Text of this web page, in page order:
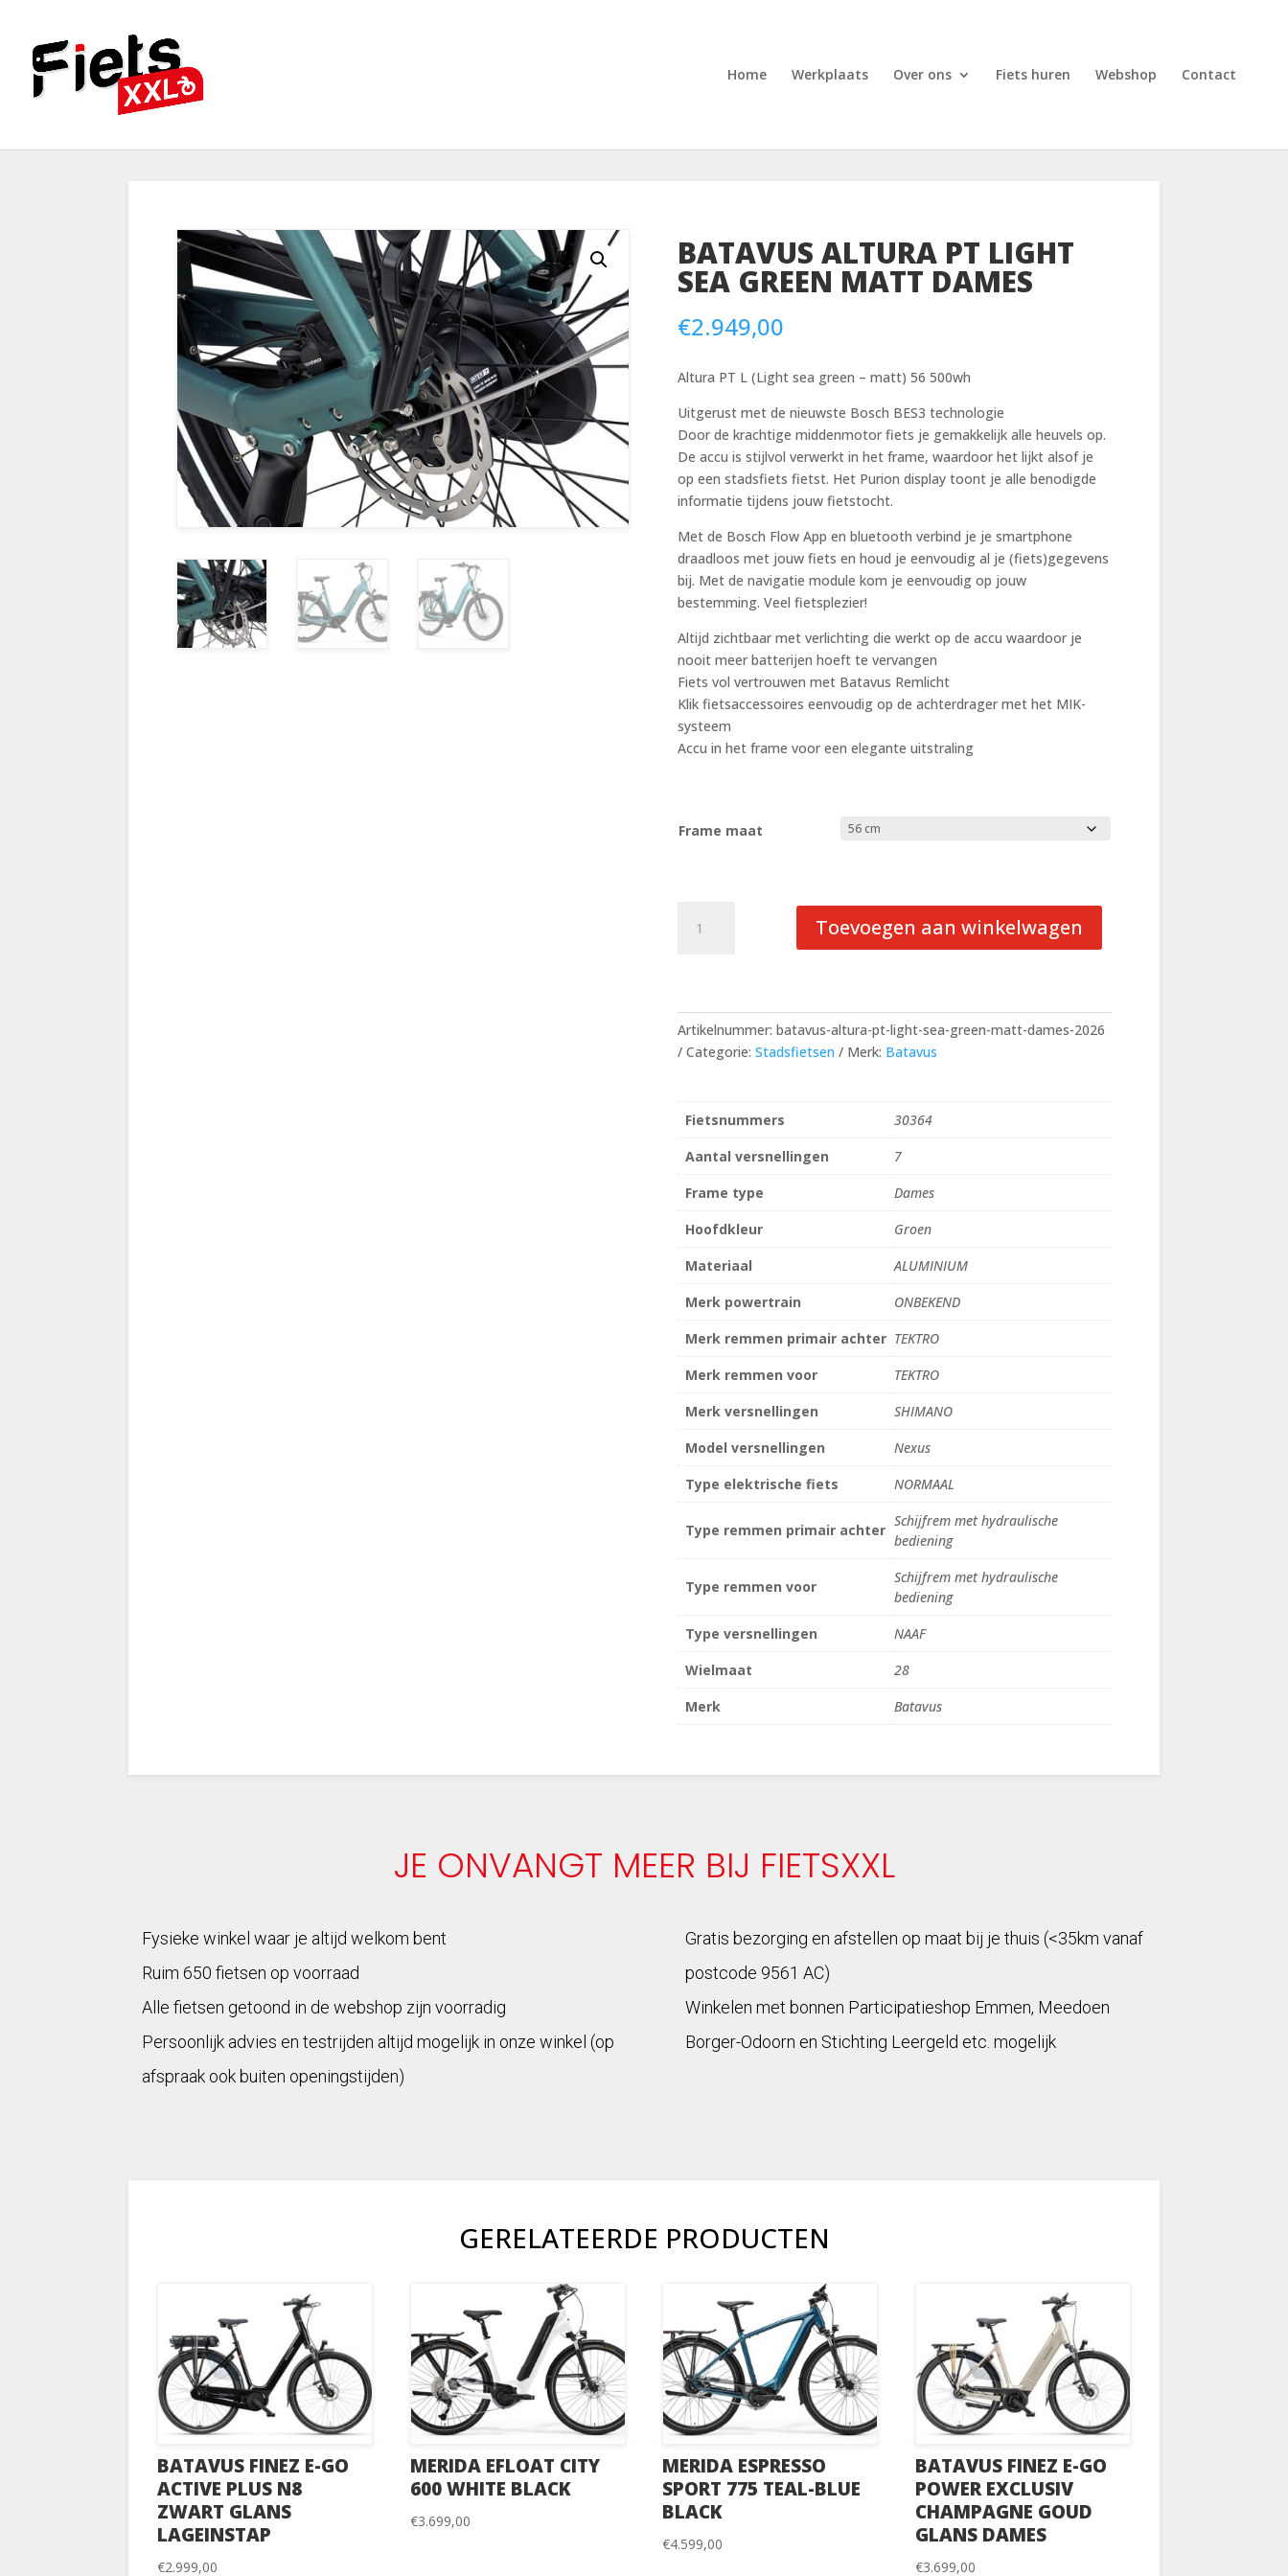
Home Werkplaats Over ons Fiets huren Webshop Contact
BATAVUS ALTURA PT LIGHT
SEA GREEN MATT DAMES
€2.949,00
Altura PT L (Light sea green – matt) 56 500wh
Uitgerust met de nieuwste Bosch BES3 technologie
Door de krachtige middenmotor fiets je gemakkelijk alle heuvels op.
De accu is stijlvol verwerkt in het frame, waardoor het lijkt alsof je
op een stadsfiets fietst. Het Purion display toont je alle benodigde
informatie tijdens jouw fietstocht.
Met de Bosch Flow App en bluetooth verbind je je smartphone
draadloos met jouw fiets en houd je eenvoudig al je (fiets)gegevens
bij. Met de navigatie module kom je eenvoudig op jouw
bestemming. Veel fietsplezier!
Altijd zichtbaar met verlichting die werkt op de accu waardoor je
nooit meer batterijen hoeft te vervangen
Fiets vol vertrouwen met Batavus Remlicht
Klik fietsaccessoires eenvoudig op de achterdrager met het MIK-
systeem
Accu in het frame voor een elegante uitstraling
Frame maat
Altura
Green
Matt
Dames
Toevoegen aan winkelwagen
Artikelnummer:batavus-altura-pt-light-sea-green-matt-dames-2026
Categorie:Stadsfietsen Merk: Batavus
Fietsnummers
30364
Aantal versnellingen
7
Frame type
Dames
Hoofdkleur
Groen
Materiaal
ALUMINIUM
Merk powertrain
ONBEKEND
Merk remmen primair achter TEKTRO
Merk remmen voor
TEKTRO
Merk versnellingen
SHIMANO
Model versnellingen
Nexus
Type elektrische fiets
NORMAAL
Type remmen primair achter
Schijfrem met hydraulische
bediening
Type remmen voor
Schijfrem met hydraulische
bediening
Type versnellingen
NAAF
Wielmaat
28
Merk
Batavus
JE ONVANGT MEER BIJ FIETSXXL
Fysieke winkel waar je altijd welkom bent
Ruim 650 fietsen op voorraad
Alle fietsen getoond in de webshop zijn voorradig
Persoonlijk advies en testrijden altijd mogelijk in onze winkel (op
afspraak ook buiten openingstijden)
Gratis bezorging en afstellen op maat bij je thuis (<35km vanaf
postcode 9561 AC)
Winkelen met bonnen Participatieshop Emmen, Meedoen
Borger-Odoorn en Stichting Leergeld etc. mogelijk
GERELATEERDE PRODUCTEN
BATAVUS FINEZ E-GO
ACTIVE PLUS N8
ZWART GLANS
LAGEINSTAP
€2.999,00
MERIDA EFLOAT CITY
600 WHITE BLACK
€3.699,00
MERIDA ESPRESSO
SPORT 775 TEAL-BLUE
BLACK
€4.599,00
BATAVUS FINEZ E-GO
POWER EXCLUSIV
CHAMPAGNE GOUD
GLANS DAMES
€3.699,00